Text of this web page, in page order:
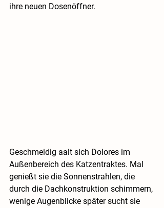
ihre neuen Dosenöffner.
Geschmeidig aalt sich Dolores im
Außenbereich des Katzentraktes. Mal
genießt sie die Sonnenstrahlen, die
durch die Dachkonstruktion schimmern,
wenige Augenblicke später sucht sie